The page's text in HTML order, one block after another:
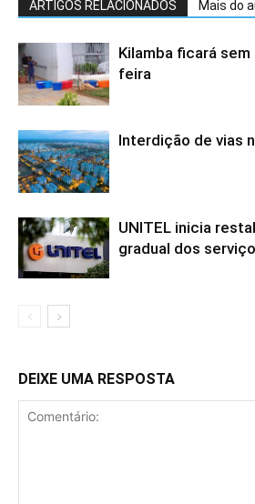
ARTIGOS RELACIONADOS Mais do
Kilamba ficará
feira
Interdição de vias
UNITEL inicia
gradual dos
DEIXE UMA RESPOSTA